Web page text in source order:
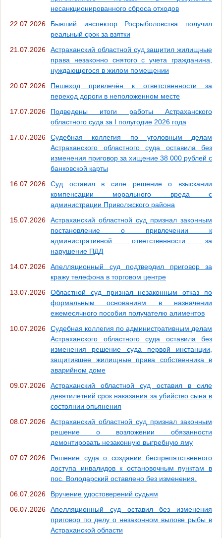
несанкционированного сброса отходов
22.07.2026
Бывший инспектор Росрыболовства получил
реальный срок за взятки
21.07.2026
Астраханский областной суд защитил жилищные
права незаконно снятого с учета гражданина,
нуждающегося в жилом помещении
20.07.2026
Пешеход привлечён к ответственности за
переход дороги в неположенном месте
17.07.2026
Подведены итоги работы Астраханского
областного суда за I полугодие 2026 года
17.07.2026
Судебная коллегия по уголовным делам
Астраханского областного суда оставила без
изменения приговор за хищение 38 000 рублей с
банковской карты
16.07.2026
Суд оставил в силе решение о взыскании
компенсации морального вреда с
администрации Приволжского района
15.07.2026
Астраханский областной суд признал законным
постановление о привлечении к
административной ответственности за
нарушение ПДД
14.07.2026
Апелляционный суд подтвердил приговор за
кражу телефона в торговом центре
13.07.2026
Областной суд признал незаконным отказ по
формальным основаниям в назначении
ежемесячного пособия получателю алиментов
10.07.2026
Судебная коллегия по административным делам
Астраханского областного суда оставила без
изменения решение суда первой инстанции,
защитившее жилищные права собственника в
аварийном доме
09.07.2026
Астраханский областной суд оставил в силе
девятилетний срок наказания за убийство сына в
состоянии опьянения
08.07.2026
Астраханский областной суд признал законным
решение о возложении обязанности
демонтировать незаконную выгребную яму
07.07.2026
Решение суда о создании беспрепятственного
доступа инвалидов к остановочным пунктам в
пос. Володарский оставлено без изменения.
06.07.2026
Вручение удостоверений судьям
06.07.2026
Апелляционный суд оставил без изменения
приговор по делу о незаконном вылове рыбы в
Астраханской области